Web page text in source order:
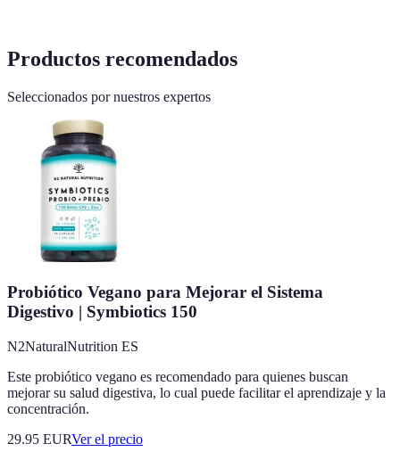
Productos recomendados
Seleccionados por nuestros expertos
Probiótico Vegano para Mejorar el Sistema
Digestivo | Symbiotics 150
N2NaturalNutrition ES
Este probiótico vegano es recomendado para quienes buscan
mejorar su salud digestiva, lo cual puede facilitar el aprendizaje y la
concentración.
29.95 EURVer el precio